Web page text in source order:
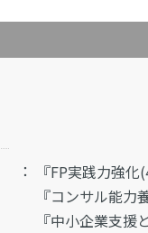
『FP実践力強
『コンサル能力
『中小企業支